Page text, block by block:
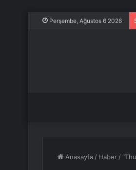
Perşembe, Ağustos 6 2026
Anasayfa / Haber /